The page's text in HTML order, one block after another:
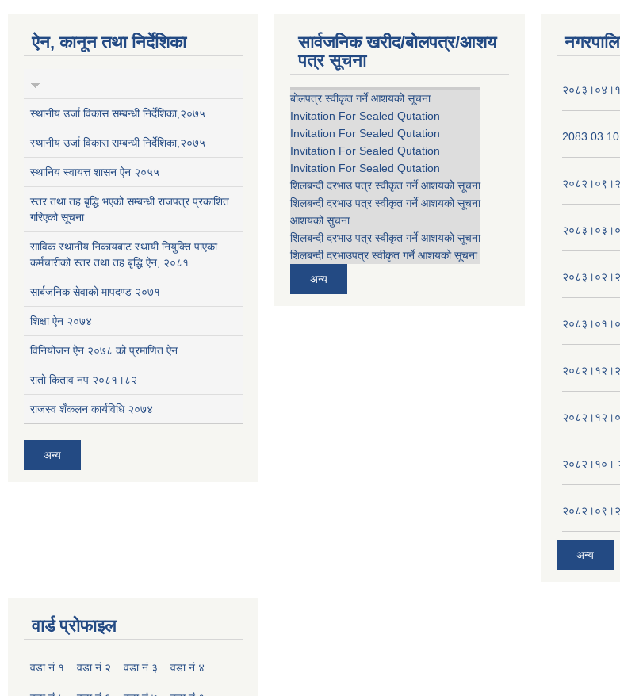
ऐन, कानून तथा निर्देशिका
स्थानीय उर्जा विकास सम्बन्धी निर्देशिका,२०७५
स्थानीय उर्जा विकास सम्बन्धी निर्देशिका,२०७५
स्थानिय स्वायत्त शासन ऐन २०५५
स्तर तथा तह बृद्धि भएको सम्बन्धी राजपत्र प्रकाशित
गरिएको सूचना
साविक स्थानीय निकायबाट स्थायी नियुक्ति पाएका
कर्मचारीको स्तर तथा तह बृद्धि ऐन, २०८१
सार्बजनिक सेवाको मापदण्ड २०७१
शिक्षा ऐन २०७४
विनियोजन ऐन २०७८ को प्रमाणित ऐन
रातो किताव नप २०८१।८२
राजस्व शँकलन कार्यविधि २०७४
अन्य
सार्वजनिक खरीद/बोलपत्र/आशय
पत्र सूचना
बोलपत्र स्वीकृत गर्ने आशयको सूचना
Invitation For Sealed Qutation
Invitation For Sealed Qutation
Invitation For Sealed Qutation
Invitation For Sealed Qutation
शिलबन्दी दरभाउ पत्र स्वीकृत गर्ने आशयको सूचना
शिलबन्दी दरभाउ पत्र स्वीकृत गर्ने आशयको सूचना
आशयको सुचना
शिलबन्दी दरभाउ पत्र स्वीकृत गर्ने आशयको सूचना
शिलबन्दी दरभाउपत्र स्वीकृत गर्ने आशयको सूचना
अन्य
2083.03.10
२०८३।०२।२८
२०८३।०१।०२
२०८२।१२।२३
२०८२।१०।
अन्य
वार्ड प्रोफाइल
वडा नं.१ वडा नं.२ वडा नं.३ वडा नं ४